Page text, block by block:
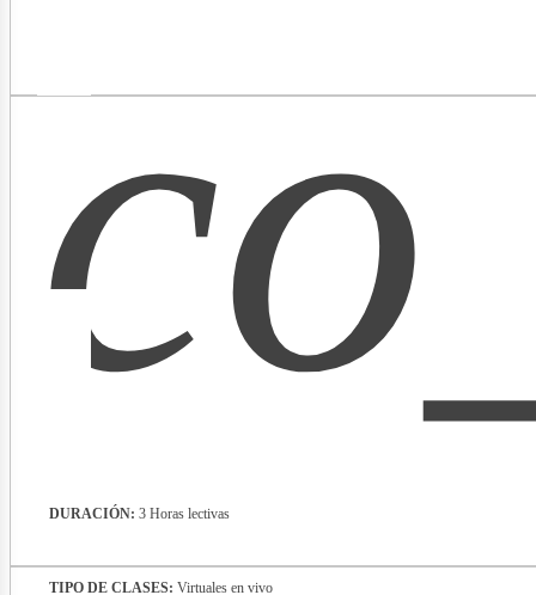
TIPO DE CLASES: Virtuales en vivo
DURACIÓN: 3 Horas lectivas